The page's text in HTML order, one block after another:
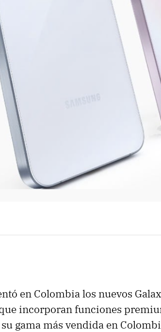
en Colombia los nuevos
incorporan funciones
gama más vendida en